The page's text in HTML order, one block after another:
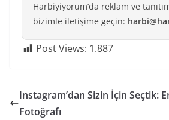
Harbiyiyorum’da reklam ve
bizimle iletişime geçin:
Post Views: 1.887
Instagram’dan Sizin İçin Seçtik:
Fotoğrafı